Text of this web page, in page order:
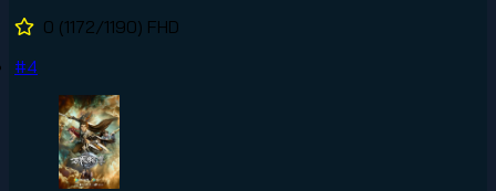
0 (1172/1190) FHD
#4